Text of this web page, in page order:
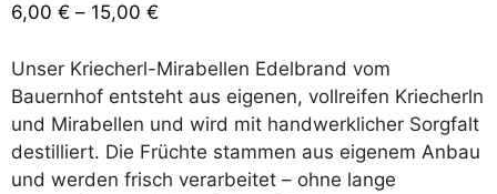
6,00 € – 15,00 €
Unser Kriecherl-Mirabellen Edelbrand vom
Bauernhof entsteht aus eigenen, vollreifen Kriecherln
und Mirabellen und wird mit handwerklicher Sorgfalt
destilliert. Die Früchte stammen aus eigenem Anbau
und werden frisch verarbeitet – ohne lange